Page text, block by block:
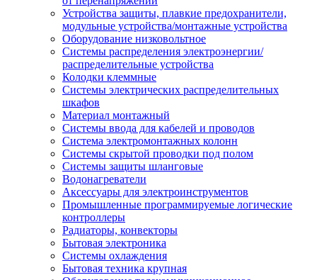
Устройства защиты, плавкие предохранители,
модульные устройства/монтажные устройства
Оборудование низковольтное
Системы распределения электроэнергии/
распределительные устройства
Колодки клеммные
Системы электрических распределительных
шкафов
Материал монтажный
Системы ввода для кабелей и проводов
Система электромонтажных колонн
Системы скрытой проводки под полом
Системы защиты шланговые
Водонагреватели
Аксессуары для электроинструментов
Промышленные программируемые логические
контроллеры
Радиаторы, конвекторы
Бытовая электроника
Системы охлаждения
Бытовая техника крупная